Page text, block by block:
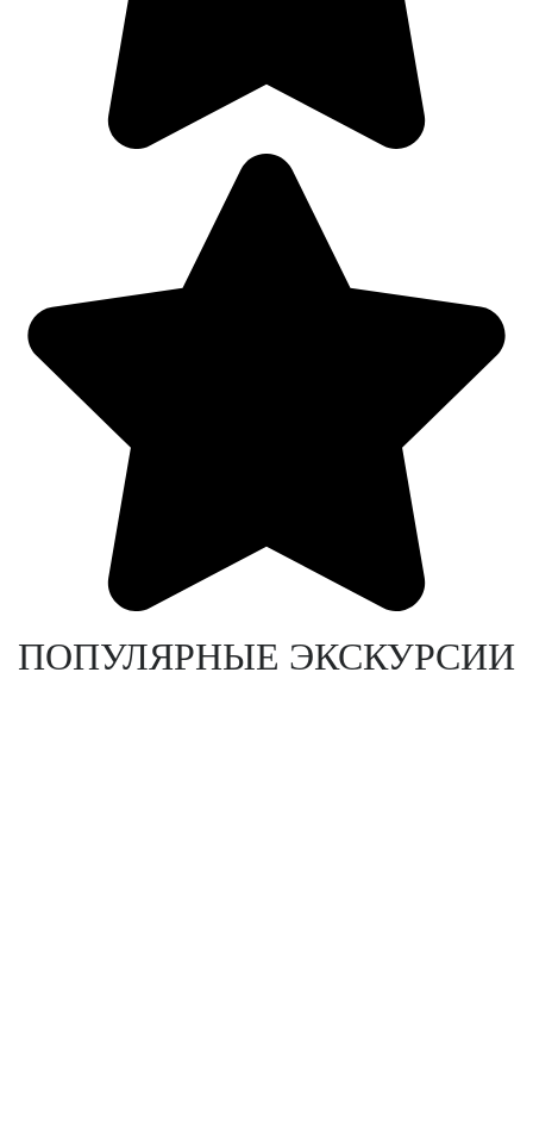
ПОПУЛЯРНЫЕ ЭКСКУРСИИ